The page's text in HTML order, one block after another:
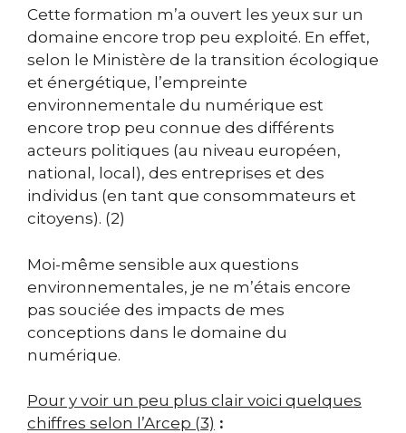
Cette formation m’a ouvert les yeux sur un
domaine encore trop peu exploité. En effet,
selon le Ministère de la transition écologique
et énergétique, l’empreinte
environnementale du numérique est
encore trop peu connue des différents
acteurs politiques (au niveau européen,
national, local), des entreprises et des
individus (en tant que consommateurs et
citoyens). (2)
Moi-même sensible aux questions
environnementales, je ne m’étais encore
pas souciée des impacts de mes
conceptions dans le domaine du
numérique.
Pour y voir un peu plus clair voici quelques
chiffres selon l’Arcep (3) :